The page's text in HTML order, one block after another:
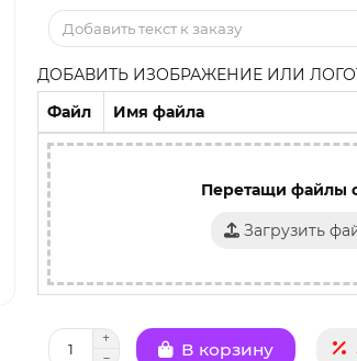
ДОБАВИТЬ ИЗОБРАЖЕНИЕ ИЛИ
Файл
Имя файла
Перетащи файлы
Загрузить
В корзину